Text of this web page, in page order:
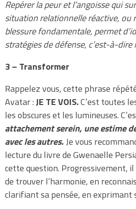
Repérer la peur et l’angoisse qui
situation relationnelle réactive, ou
blessure fondamentale, permet
stratégies de défense, c’est-à-dire
3 – Transformer
Rappelez vous, cette phrase
Avatar :JE TE VOIS.C’est toutes
les obscures et les lumineuses.
attachement serein, une estime
avec les autres.Je vous
lecture du livre de Gwenaelle
cette question. Progressivement,
de trouver l’harmonie, en
clarifiant sa pensée, en exprimant